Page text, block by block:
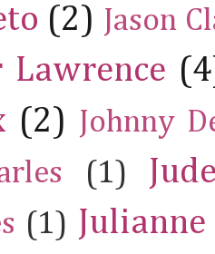
(2) Jason
Lawrence
(2) Johnny
(1)
(1)